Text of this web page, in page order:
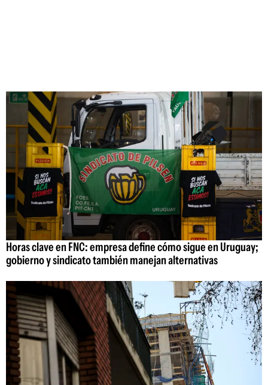
Horas clave en FNC: empresa define cómo sigue en Uruguay;
gobierno y sindicato también manejan alternativas